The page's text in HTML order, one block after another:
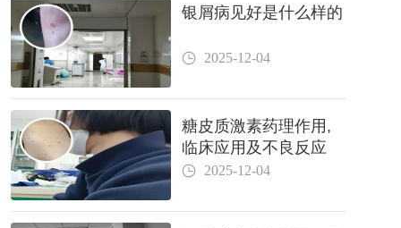
银屑病见好是什么样的
2025-12-04
糖皮质激素药理作用,
临床应用及不良反应
2025-12-04